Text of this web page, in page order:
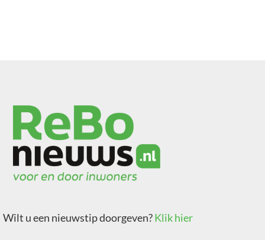
Wilt u een nieuwstip doorgeven?Klik hier